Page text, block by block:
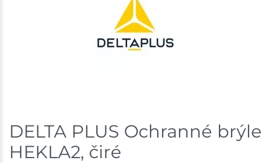
DELTA PLUS Ochranné brýle
HEKLA2, čiré